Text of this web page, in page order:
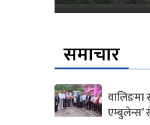
समाचार
वालिङमा
एम्बुलेन्स’